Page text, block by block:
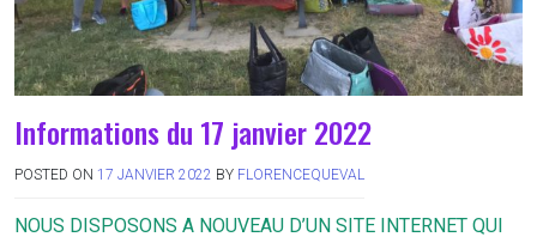
Informations du 17 janvier 2022
POSTED ON 17 JANVIER 2022 BY FLORENCEQUEVAL
NOUS DISPOSONS A NOUVEAU D’UN SITE INTERNET QUI